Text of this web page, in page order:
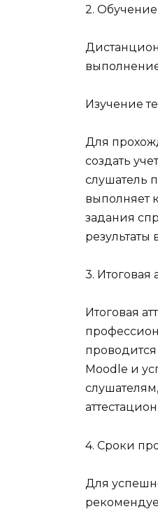
2. Обучение
Изучение
Для
создать
слушатель
выполняет
задания
3. Итоговая
Итоговая
Moodle и
4. Сроки
Для